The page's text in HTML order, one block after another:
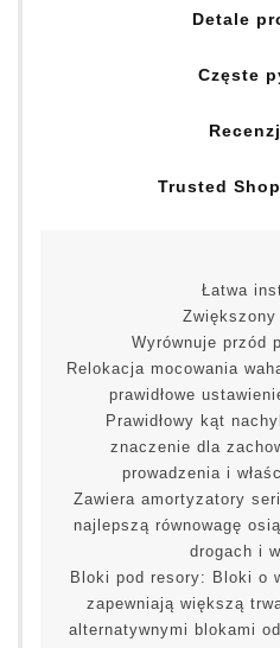
Detale
Częste
Trusted
Łatwa
Wyrównuje przód
Relokacja mocowania
prawidłowe
Prawidłowy kąt
znaczenie dla
prowadzenia i
Zawiera amortyzatory
najlepszą równowagę
drogach i
Bloki pod resory: Bloki o
zapewniają większą
alternatywnymi blokami